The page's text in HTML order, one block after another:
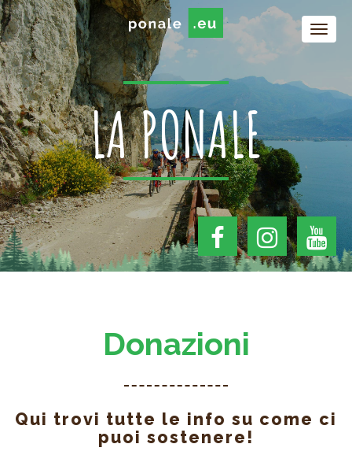
LA PONALE
Donazioni
Qui trovi tutte le info su come ci
puoi sostenere!